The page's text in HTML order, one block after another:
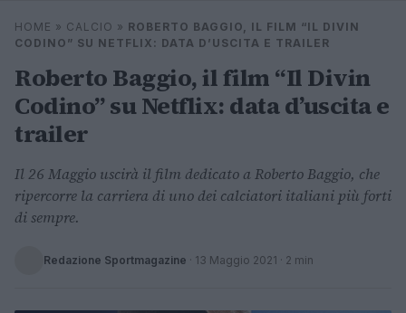
Cerca
⌕
HOME » CALCIO » ROBERTO BAGGIO, IL FILM “IL DIVIN
CODINO” SU NETFLIX: DATA D’USCITA E TRAILER
Roberto Baggio, il film “Il Divin
Codino” su Netflix: data d’uscita e
trailer
Il 26 Maggio uscirà il film dedicato a Roberto Baggio, che
ripercorre la carriera di uno dei calciatori italiani più forti
di sempre.
Redazione Sportmagazine · 13 Maggio 2021 · 2 min